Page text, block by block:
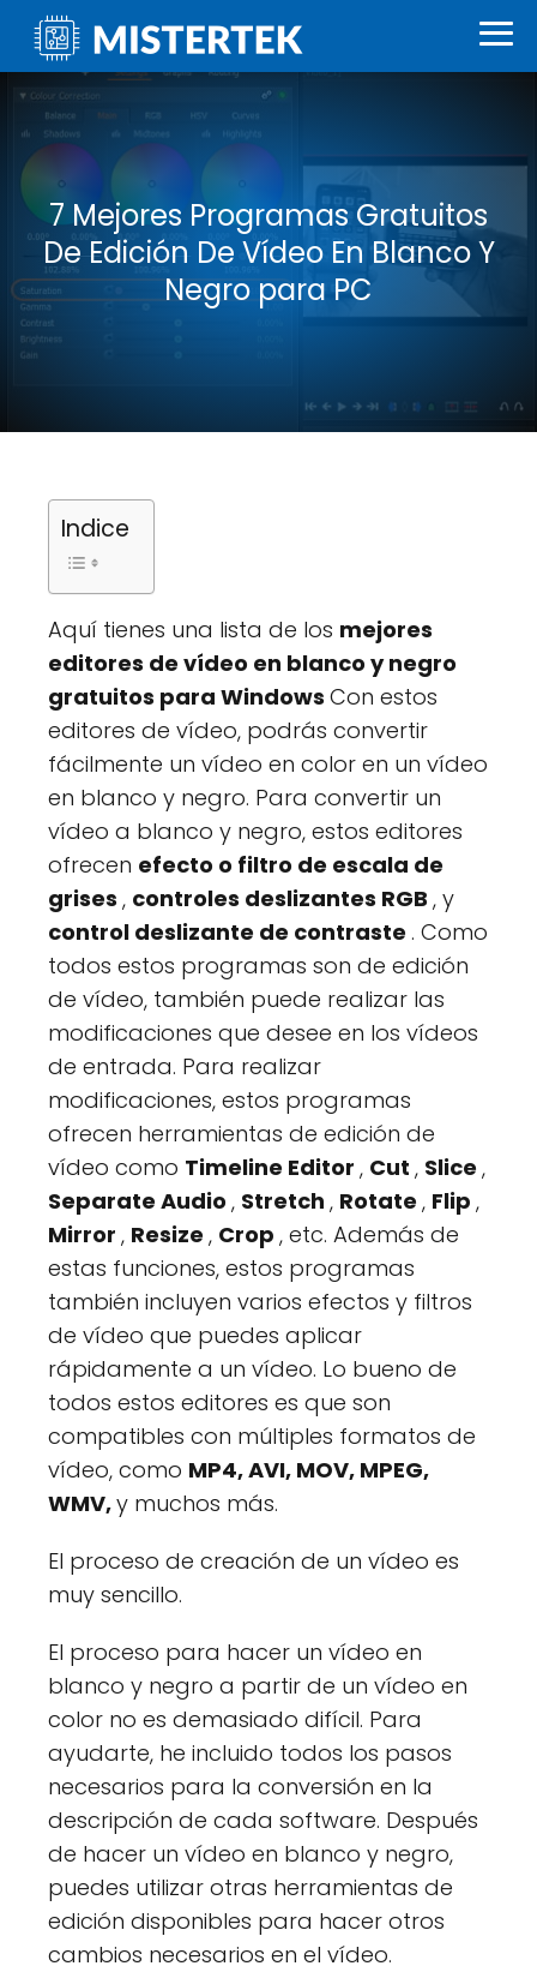
7 Mejores Programas Gratuitos
De Edición De Vídeo En Blanco Y
Negro para PC
Indice
Aquí tienes una lista de los mejores
editores de vídeo en blanco y negro
gratuitos para Windows Con estos
editores de vídeo, podrás convertir
fácilmente un vídeo en color en un vídeo
en blanco y negro. Para convertir un
vídeo a blanco y negro, estos editores
ofrecen efecto o filtro de escala de
grises , controles deslizantes RGB , y
control deslizante de contraste . Como
todos estos programas son de edición
de vídeo, también puede realizar las
modificaciones que desee en los vídeos
de entrada. Para realizar
modificaciones, estos programas
ofrecen herramientas de edición de
vídeo como Timeline Editor , Cut , Slice ,
Separate Audio , Stretch , Rotate , Flip ,
Mirror , Resize , Crop , etc. Además de
estas funciones, estos programas
también incluyen varios efectos y filtros
de vídeo que puedes aplicar
rápidamente a un vídeo. Lo bueno de
todos estos editores es que son
compatibles con múltiples formatos de
vídeo, como MP4, AVI, MOV, MPEG,
WMV,y muchos más.
El proceso de creación de un vídeo es
muy sencillo.
El proceso para hacer un vídeo en
blanco y negro a partir de un vídeo en
color no es demasiado difícil. Para
ayudarte, he incluido todos los pasos
necesarios para la conversión en la
descripción de cada software. Después
de hacer un vídeo en blanco y negro,
puedes utilizar otras herramientas de
edición disponibles para hacer otros
cambios necesarios en el vídeo.